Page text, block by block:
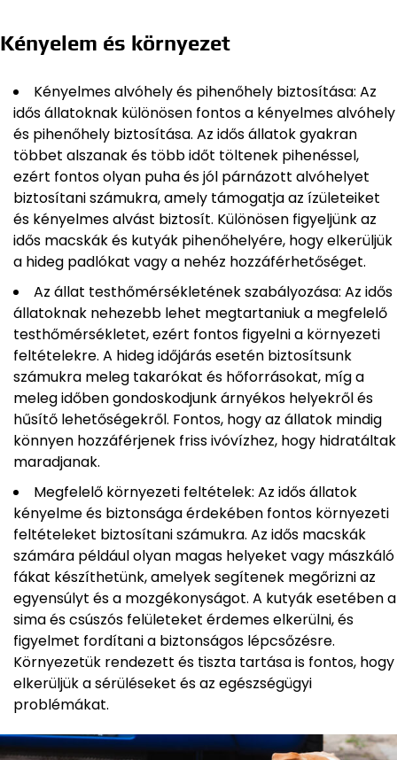
Kényelem és környezet
Kényelmes alvóhely és pihenőhely biztosítása: Az
idős állatoknak különösen fontos a kényelmes alvóhely
és pihenőhely biztosítása. Az idős állatok gyakran
többet alszanak és több időt töltenek pihenéssel,
ezért fontos olyan puha és jól párnázott alvóhelyet
biztosítani számukra, amely támogatja az ízületeiket
és kényelmes alvást biztosít. Különösen figyeljünk az
idős macskák és kutyák pihenőhelyére, hogy elkerüljük
a hideg padlókat vagy a nehéz hozzáférhetőséget.
Az állat testhőmérsékletének szabályozása: Az idős
állatoknak nehezebb lehet megtartaniuk a megfelelő
testhőmérsékletet, ezért fontos figyelni a környezeti
feltételekre. A hideg időjárás esetén biztosítsunk
számukra meleg takarókat és hőforrásokat, míg a
meleg időben gondoskodjunk árnyékos helyekről és
hűsítő lehetőségekről. Fontos, hogy az állatok mindig
könnyen hozzáférjenek friss ivóvízhez, hogy hidratáltak
maradjanak.
Megfelelő környezeti feltételek: Az idős állatok
kényelme és biztonsága érdekében fontos környezeti
feltételeket biztosítani számukra. Az idős macskák
számára például olyan magas helyeket vagy mászkáló
fákat készíthetünk, amelyek segítenek megőrizni az
egyensúlyt és a mozgékonyságot. A kutyák esetében a
sima és csúszós felületeket érdemes elkerülni, és
figyelmet fordítani a biztonságos lépcsőzésre.
Környezetük rendezett és tiszta tartása is fontos, hogy
elkerüljük a sérüléseket és az egészségügyi
problémákat.